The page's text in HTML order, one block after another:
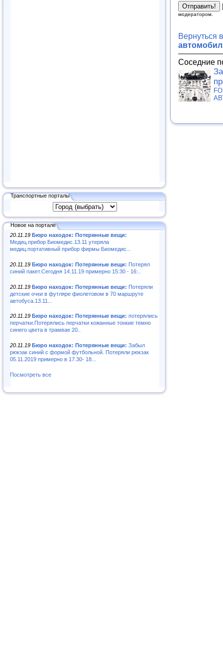
Транспортные порталы
Новое на портале
20.11.19 Бюро находок: Потерянные вещи:
Медиц.прибор Биомедис.13.11 утеряла
медиц.портативный прибор фирмы Биомедис...
20.11.19 Бюро находок: Потерянные вещи: Потерял
синий пакет.Сегодня 14.11.19 примерно 15:30 - 16:..
20.11.19 Бюро находок: Потерянные вещи: Потеряли
детские очки в футляре фиолетовом в 70 маршруте
автобуса.13.11...
20.11.19 Бюро находок: Потерянные вещи: потерялись
перчатки.Потерялись перчатки кожанные тонкие темно
синего цвета в трамвае 20..
20.11.19 Бюро находок: Потерянные вещи: Забыл
рюкзак синий с формой футбольной. Потеряли рюкзак
05.11.2019 примерно в 17.30- 18...
Посмотреть все
модератором.
Вернуться
Соседние